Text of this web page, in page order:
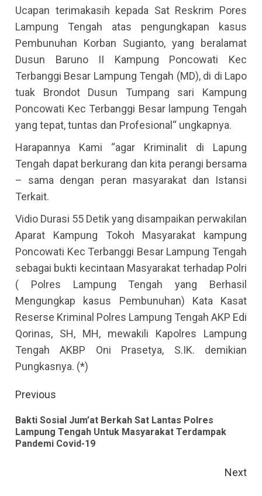
Ucapan terimakasih kepada Sat Reskrim Pores
Lampung Tengah atas pengungkapan kasus
Pembunuhan Korban Sugianto, yang beralamat
Dusun Baruno II Kampung Poncowati Kec
Terbanggi Besar Lampung Tengah (MD), di di Lapo
tuak Brondot Dusun Tumpang sari Kampung
Poncowati Kec Terbanggi Besar lampung Tengah
yang tepat, tuntas dan Profesional“ ungkapnya.
Harapannya Kami “agar Kriminalit di Lapung
Tengah dapat berkurang dan kita perangi bersama
– sama dengan peran masyarakat dan Istansi
Terkait.
Vidio Durasi 55 Detik yang disampaikan perwakilan
Aparat Kampung Tokoh Masyarakat kampung
Poncowati Kec Terbanggi Besar Lampung Tengah
sebagai bukti kecintaan Masyarakat terhadap Polri
( Polres Lampung Tengah yang Berhasil
Mengungkap kasus Pembunuhan) Kata Kasat
Reserse Kriminal Polres Lampung Tengah AKP Edi
Qorinas, SH, MH, mewakili Kapolres Lampung
Tengah AKBP Oni Prasetya, S.IK. demikian
Pungkasnya. (*)
Continue
Reading
Previous
Bakti Sosial Jum’at Berkah Sat Lantas Polres
Lampung Tengah Untuk Masyarakat Terdampak
Pandemi Covid-19
Next